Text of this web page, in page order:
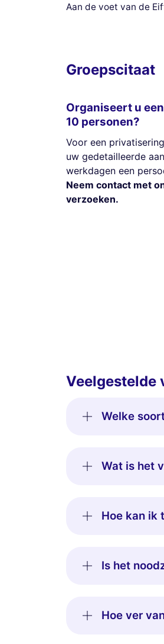
Aan de voet van de
Groepscitaat
Organiseert u
10 personen?
Voor een
uw gedetailleerde
werkdagen een
Neem contact met
verzoeken.
Veelgestelde
Welke
Wat is het
Hoe kan ik
Is het
Hoe ver